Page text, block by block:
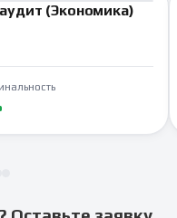
(Экономика)